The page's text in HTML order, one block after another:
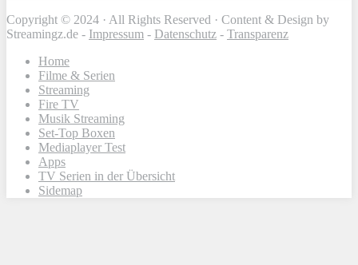
Copyright © 2024 · All Rights Reserved · Content & Design by
Streamingz.de - Impressum - Datenschutz - Transparenz
Home
Filme & Serien
Streaming
Fire TV
Musik Streaming
Set-Top Boxen
Mediaplayer Test
Apps
TV Serien in der Übersicht
Sidemap